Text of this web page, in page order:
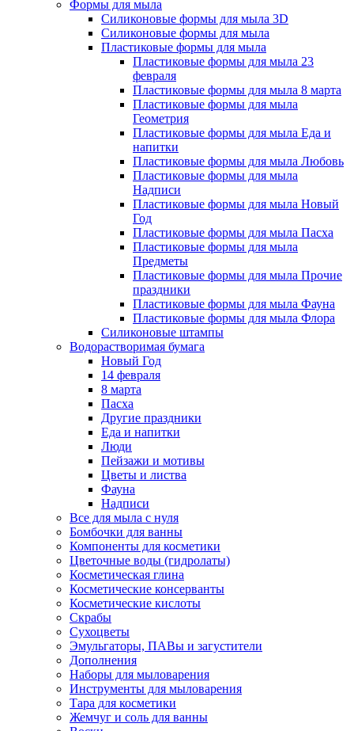
Формы для мыла
Силиконовые формы для мыла 3D
Силиконовые формы для мыла
Пластиковые формы для мыла
Пластиковые формы для мыла 23
февраля
Пластиковые формы для мыла 8 марта
Пластиковые формы для мыла
Геометрия
Пластиковые формы для мыла Еда и
напитки
Пластиковые формы для мыла Любовь
Пластиковые формы для мыла
Надписи
Пластиковые формы для мыла Новый
Год
Пластиковые формы для мыла Пасха
Пластиковые формы для мыла
Предметы
Пластиковые формы для мыла Прочие
праздники
Пластиковые формы для мыла Фауна
Пластиковые формы для мыла Флора
Силиконовые штампы
Водорастворимая бумага
Новый Год
14 февраля
8 марта
Пасха
Другие праздники
Еда и напитки
Люди
Пейзажи и мотивы
Цветы и листва
Фауна
Надписи
Все для мыла с нуля
Бомбочки для ванны
Компоненты для косметики
Цветочные воды (гидролаты)
Косметическая глина
Косметические консерванты
Косметические кислоты
Скрабы
Сухоцветы
Эмульгаторы, ПАВы и загустители
Дополнения
Наборы для мыловарения
Инструменты для мыловарения
Тара для косметики
Жемчуг и соль для ванны